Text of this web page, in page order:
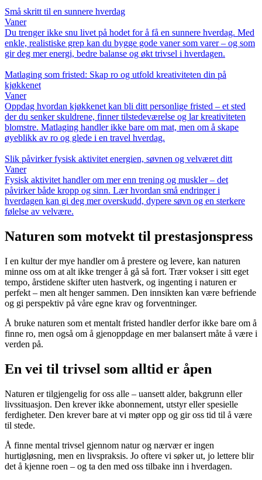
Små skritt til en sunnere hverdag
Vaner
Du trenger ikke snu livet på hodet for å få en sunnere hverdag. Med
enkle, realistiske grep kan du bygge gode vaner som varer – og som
gir deg mer energi, bedre balanse og økt trivsel i hverdagen.
Matlaging som fristed: Skap ro og utfold kreativiteten din på
kjøkkenet
Vaner
Oppdag hvordan kjøkkenet kan bli ditt personlige fristed – et sted
der du senker skuldrene, finner tilstedeværelse og lar kreativiteten
blomstre. Matlaging handler ikke bare om mat, men om å skape
øyeblikk av ro og glede i en travel hverdag.
Slik påvirker fysisk aktivitet energien, søvnen og velværet ditt
Vaner
Fysisk aktivitet handler om mer enn trening og muskler – det
påvirker både kropp og sinn. Lær hvordan små endringer i
hverdagen kan gi deg mer overskudd, dypere søvn og en sterkere
følelse av velvære.
Naturen som motvekt til prestasjonspress
I en kultur der mye handler om å prestere og levere, kan naturen
minne oss om at alt ikke trenger å gå så fort. Trær vokser i sitt eget
tempo, årstidene skifter uten hastverk, og ingenting i naturen er
perfekt – men alt henger sammen. Den innsikten kan være befriende
og gi perspektiv på våre egne krav og forventninger.
Å bruke naturen som et mentalt fristed handler derfor ikke bare om å
finne ro, men også om å gjenoppdage en mer balansert måte å være i
verden på.
En vei til trivsel som alltid er åpen
Naturen er tilgjengelig for oss alle – uansett alder, bakgrunn eller
livssituasjon. Den krever ikke abonnement, utstyr eller spesielle
ferdigheter. Den krever bare at vi møter opp og gir oss tid til å være
til stede.
Å finne mental trivsel gjennom natur og nærvær er ingen
hurtigløsning, men en livspraksis. Jo oftere vi søker ut, jo lettere blir
det å kjenne roen – og ta den med oss tilbake inn i hverdagen.